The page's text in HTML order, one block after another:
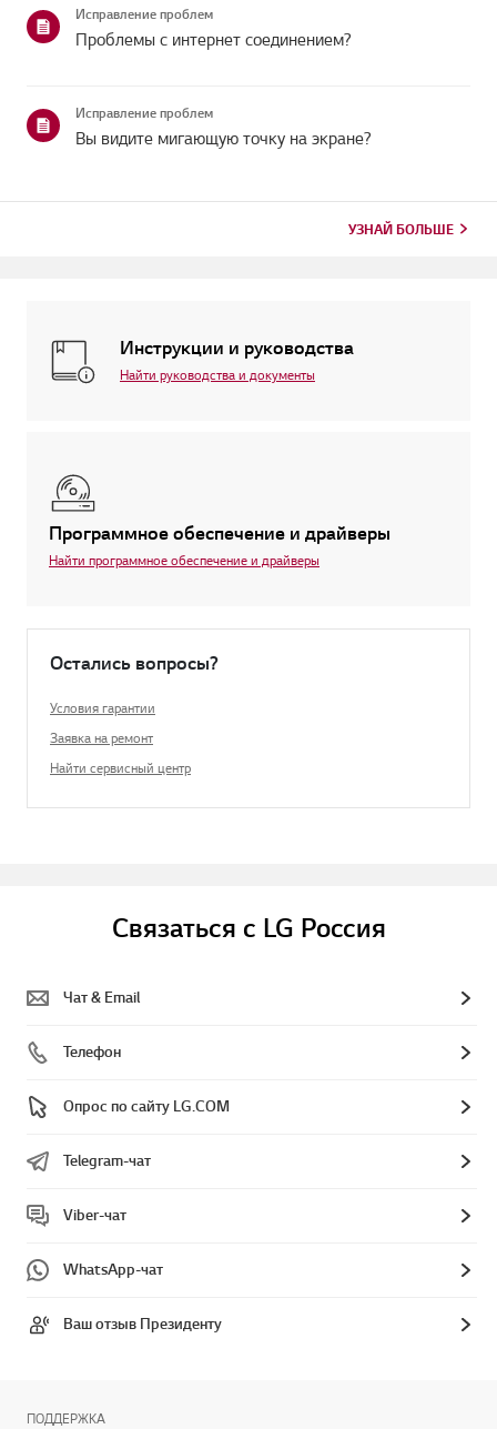
Исправление проблем
Проблемы с интернет соединением?
Исправление проблем
Вы видите мигающую точку на экране?
УЗНАЙ БОЛЬШЕ
Инструкции и руководства
Найти руководства и документы
Программное обеспечение и драйверы
Найти программное обеспечение и драйверы
Остались вопросы?
Условия гарантии
Заявка на ремонт
Найти сервисный центр
Связаться с LG Россия
Чат & Email
Телефон
Опрос по сайту LG.COM
Telegram-чат
Viber-чат
WhatsApp-чат
Ваш отзыв Президенту
ПОДДЕРЖКА